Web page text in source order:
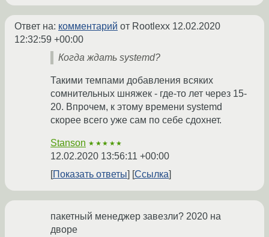
Ответ на: комментарий от Rootlexx 12.02.2020
12:32:59 +00:00
Когда ждать systemd?
Такими темпами добавления всяких
сомнительных шняжек - где-то лет через 15-
20. Впрочем, к этому времени systemd
скорее всего уже сам по себе сдохнет.
Stanson ★★★★★
12.02.2020 13:56:11 +00:00
Показать ответы
Ссылка
пакетный менеджер завезли? 2020 на
дворе